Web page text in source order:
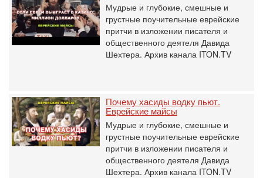
Мудрые и глубокие, смешные и
грустные поучительные еврейские
притчи в изложении писателя и
общественного деятеля Давида
Шехтера. Архив канала ITON.TV
Почему хасиды водку пьют.
Еврейские майсы
Мудрые и глубокие, смешные и
грустные поучительные еврейские
притчи в изложении писателя и
общественного деятеля Давида
Шехтера. Архив канала ITON.TV